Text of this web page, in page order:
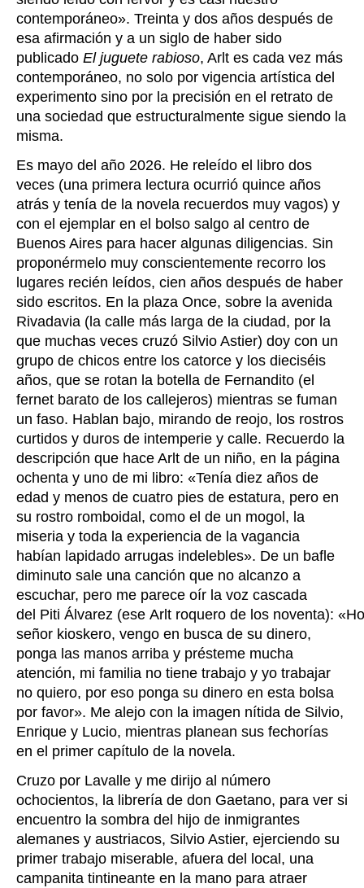
contemporáneo». Treinta y dos años después de
esa afirmación y a un siglo de haber sido
publicado El juguete rabioso, Arlt es cada vez más
contemporáneo, no solo por vigencia artística del
experimento sino por la precisión en el retrato de
una sociedad que estructuralmente sigue siendo la
misma.
Es mayo del año 2026. He releído el libro dos
veces (una primera lectura ocurrió quince años
atrás y tenía de la novela recuerdos muy vagos) y
con el ejemplar en el bolso salgo al centro de
Buenos Aires para hacer algunas diligencias. Sin
proponérmelo muy conscientemente recorro los
lugares recién leídos, cien años después de haber
sido escritos. En la plaza Once, sobre la avenida
Rivadavia (la calle más larga de la ciudad, por la
que muchas veces cruzó Silvio Astier) doy con un
grupo de chicos entre los catorce y los dieciséis
años, que se rotan la botella de Fernandito (el
fernet barato de los callejeros) mientras se fuman
un faso. Hablan bajo, mirando de reojo, los rostros
curtidos y duros de intemperie y calle. Recuerdo la
descripción que hace Arlt de un niño, en la página
ochenta y uno de mi libro: «Tenía diez años de
edad y menos de cuatro pies de estatura, pero en
su rostro romboidal, como el de un mogol, la
miseria y toda la experiencia de la vagancia
habían lapidado arrugas indelebles». De un bafle
diminuto sale una canción que no alcanzo a
escuchar, pero me parece oír la voz cascada
del Piti Álvarez (ese Arlt roquero de los noventa):
señor kioskero, vengo en busca de su dinero,
ponga las manos arriba y présteme mucha
atención, mi familia no tiene trabajo y yo trabajar
no quiero, por eso ponga su dinero en esta bolsa
por favor». Me alejo con la imagen nítida de Silvio,
Enrique y Lucio, mientras planean sus fechorías
en el primer capítulo de la novela.
Cruzo por Lavalle y me dirijo al número
ochocientos, la librería de don Gaetano, para ver si
encuentro la sombra del hijo de inmigrantes
alemanes y austriacos, Silvio Astier, ejerciendo su
primer trabajo miserable, afuera del local, una
campanita tintineante en la mano para atraer